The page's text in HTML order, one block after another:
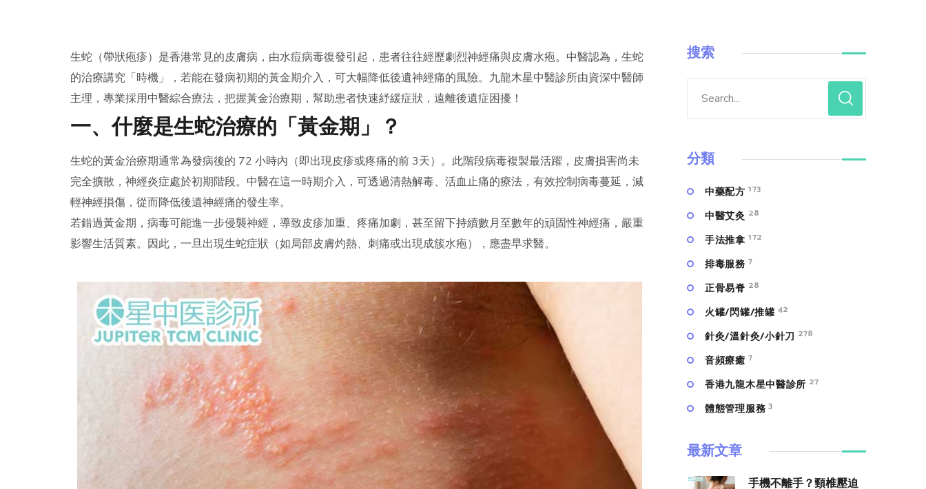
生蛇（帶狀疱疹）是香港常見的皮膚病，由水痘病毒復發引起，患者往往經歷劇烈神經痛與皮膚水疱。中醫認為，生蛇
的治療講究「時機」，若能在發病初期的黃金期介入，可大幅降低後遺神經痛的風險。九龍木星中醫診所由資深中醫師
主理，專業採用中醫綜合療法，把握黃金治療期，幫助患者快速紓緩症狀，遠離後遺症困擾！
一、什麼是生蛇治療的「黃金期」？
生蛇的黃金治療期通常為發病後的 72 小時內（即出現皮疹或疼痛的前 3天）。此階段病毒複製最活躍，皮膚損害尚未
完全擴散，神經炎症處於初期階段。中醫在這一時期介入，可透過清熱解毒、活血止痛的療法，有效控制病毒蔓延，減
輕神經損傷，從而降低後遺神經痛的發生率。
若錯過黃金期，病毒可能進一步侵襲神經，導致皮疹加重、疼痛加劇，甚至留下持續數月至數年的頑固性神經痛，嚴重
影響生活質素。因此，一旦出現生蛇症狀（如局部皮膚灼熱、刺痛或出現成簇水疱），應盡早求醫。
搜索
分類
中藥配方 173
中醫艾灸 28
手法推拿 172
排毒服務 7
正骨易脊 28
火罐/閃罐/推罐 42
針灸/溫針灸/小針刀 278
⾳頻療癒 7
香港九龍木星中醫診所 27
體態管理服務 3
最新文章
手機不離手？頸椎壓迫